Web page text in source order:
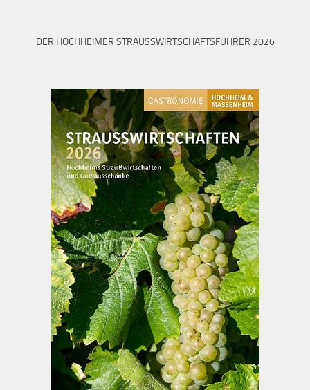
DER HOCHHEIMER STRAUSSWIRTSCHAFTSFÜHRER 2026